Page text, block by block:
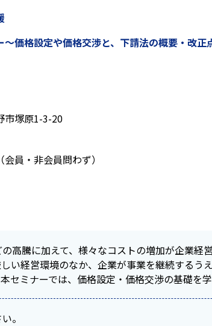
価格設定や価格交渉と、下請法の概要・改正
市塚原1-3-20
員・非会員問わず）
高騰に加えて、様々なコストの増加が企業経
い経営環境のなか、企業が事業を継続するう
セミナーでは、価格設定・価格交渉の基礎を
。